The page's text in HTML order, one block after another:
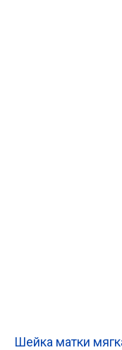
Шейка матки